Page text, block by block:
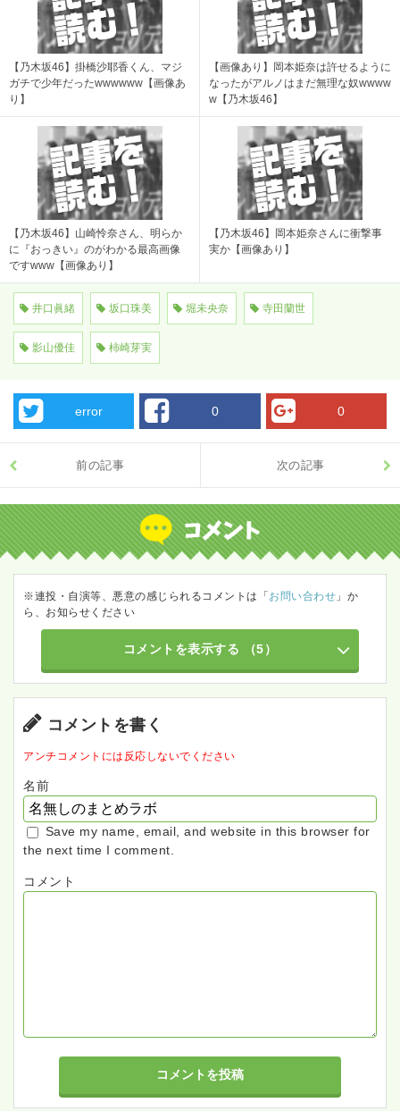
【乃木坂46】掛橋沙耶香くん、マジ
ガチで少年だったwwwwww【画像あ
り】
【画像あり】岡本姫奈は許せるように
なったがアルノはまだ無理な奴wwww
w【乃木坂46】
【乃木坂46】山崎怜奈さん、明らか
に『おっきい』のがわかる最高画像
ですwww【画像あり】
【乃木坂46】岡本姫奈さんに衝撃事
実か【画像あり】
井口眞緒 坂口珠美 堀未央奈 寺田蘭世
影山優佳 柿崎芽実
error 0 0
前の記事 次の記事
※連投・自演等、悪意の感じられるコメントは「 お問い合わせ 」か
ら、お知らせください
コメントを表示する （5）
コメントを書く
アンチコメントには反応しないでください
名前
Save my name, email, and website in this browser for
the next time I comment.
コメント